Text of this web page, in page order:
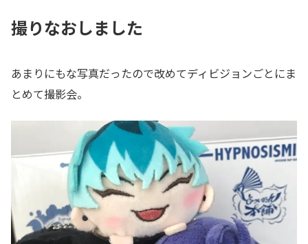
撮りなおしました
あまりにもな写真だったので改めてディビジョンごとにま
とめて撮影会。